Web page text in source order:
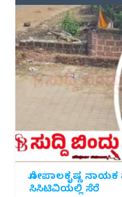
ಗೋಪಾಲಕೃಷ್ಣ ನಾಯಕ
ಸಿಸಿಟಿವಿಯಲ್ಲಿ ಸೆರೆ